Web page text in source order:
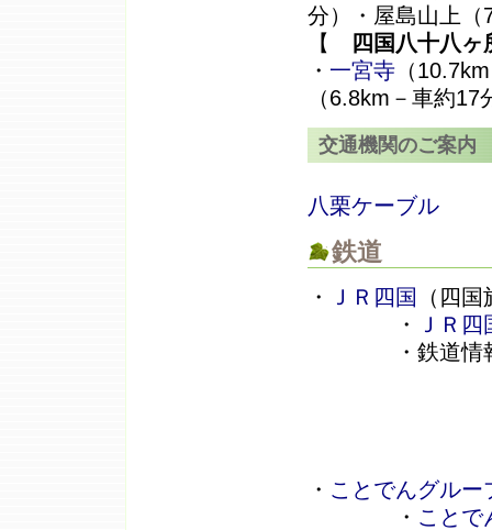
分）・屋島山上（
【
四国八十八ヶ
・ 一宮寺 （
（6.8km－車約17
交通機関のご案内
八栗ケーブル
鉄道
・ ＪＲ四国
（四
・
ＪＲ
・鉄道情
・ ことでんグルー
・ ことで